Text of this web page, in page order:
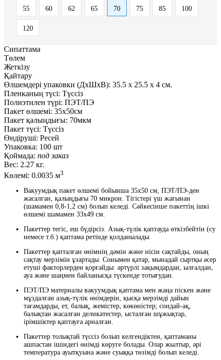
55 60 62 65 70 75 85 100
120
Сипаттама
Төлем
Жеткізу
Қайтару
Өлшемдері упаковки (ДxШxВ): 35.5 x 25.5 x 4 см.
Пленканың түсі: Түссіз
Полиэтилен түрі: ПЭТ/ПЭ
Пакет өлшемі: 35x50см
Пакет қалыңдығы: 70мкм
Пакет түсі: Түссіз
Өндіруші: Ресей
Упаковка: 100 шт
Қоймада: под заказ
Вес: 2.27 кг.
Көлемі: 0.0035 м3
Вакуумдық пакет өлшемі бойынша 35х50 см, ПЭТ/ПЭ-ден
жасалған, қалыңдығы 70 микрон. Тігістері үш жағынан
(шамамен 0,8-1,2 см) болып келеді. Сәйкесінше пакеттің ішкі
өлшемі шамамен 33x49 см.
Пакеттер тегіс, еш бүдірсіз. Азық-түлік қаптауда өткізбейтін (су
немесе т.б.) қаптама ретінде қолданылады.
Пакеттер қапталған өнімнің дәмін және иісін сақтайды, оның
сақтау мерзімін ұзартады. Сонымен қатар, мынадай сыртқы әсер
етуші факторлерден қорғайды: әртүрлі зақымдардан, ылғалдан,
ауа және шаңмен байланысқа түскенде тотығудан.
ПЭТ/ПЭ материалы вакуумдық қаптама мен жаңа піскен және
мұздалған азық-түлік өнімдерін, қысқа мерзімді дайын
тағамдарды, ет, балық, жемістер, көкөністер; сондай-ақ,
балықтан жасалған деликатестер, ысталған шұжықтар,
ірімшіктер қаптауға арналған.
Пакеттер толықтай түссіз болып келгендіктен, қаптаманы
ашпастан ішіндегі өнімді көруге болады. Олар жылтыр, әрі
температура ауытқуына және суыққа төзімді болып келеді.